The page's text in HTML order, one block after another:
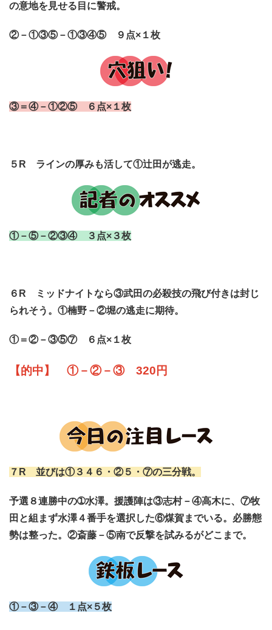
の意地を見せる目に警戒。
②－①③⑤－①③④⑤ ９点×１枚
③＝④－①②⑤ ６点×１枚
５R ラインの厚みも活して①辻田が逃走。
①－⑤－②③④ ３点×３枚
６R ミッドナイトなら③武田の必殺技の飛び付きは封じ
られそう。①楠野－②堀の逃走に期待。
①＝②－③⑤⑦ ６点×１枚
【的中】 ①－②－③ 320円
７R 並びは①３４６・②５・⑦の三分戦。
予選８連勝中の➀水澤。援護陣は③志村－④高木に、⑦牧
田と組まず水澤４番手を選択した⑥煤賀までいる。必勝態
勢は整った。②斎藤－⑤南で反撃を試みるがどこまで。
①－③－④ １点×５枚